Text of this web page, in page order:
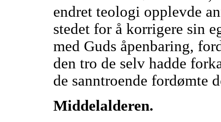
endret teologi opplevde
stedet for å korrigere sin
med Guds åpenbaring,
den tro de selv hadde
de sanntroende fordømte
Middelalderen.